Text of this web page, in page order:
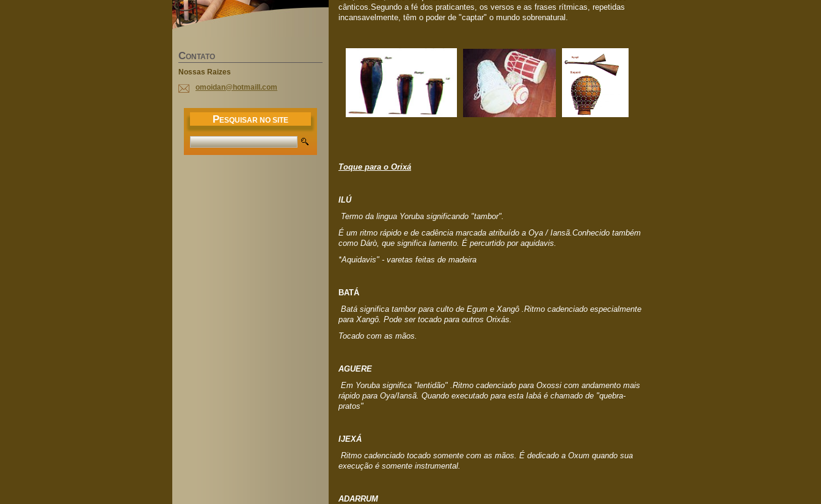
cânticos.Segundo a fé dos praticantes, os versos e as frases rítmicas, repetidas
incansavelmente, têm o poder de "captar" o mundo sobrenatural.
Toque para o Orixá
ILÚ
Termo da lingua Yoruba significando "tambor".
É um ritmo rápido e de cadência marcada atribuído a Oya / Iansã.Conhecido também
como Dárò, que significa lamento. É percurtido por aquidavis.
*Aquidavis" - varetas feitas de madeira
BATÁ
Batá significa tambor para culto de Egum e Xangô .Ritmo cadenciado especialmente
para Xangô. Pode ser tocado para outros Orixás.
Tocado com as mãos.
AGUERE
Em Yoruba significa "lentidão" .Ritmo cadenciado para Oxossi com andamento mais
rápido para Oya/Iansã. Quando executado para esta Iabá é chamado de "quebra-
pratos"
IJEXÁ
Ritmo cadenciado tocado somente com as mãos. É dedicado a Oxum quando sua
execução é somente instrumental.
ADARRUM
CONTATO
Nossas Raizes
omoidan@ hotmaill .com
PESQUISAR NO SITE